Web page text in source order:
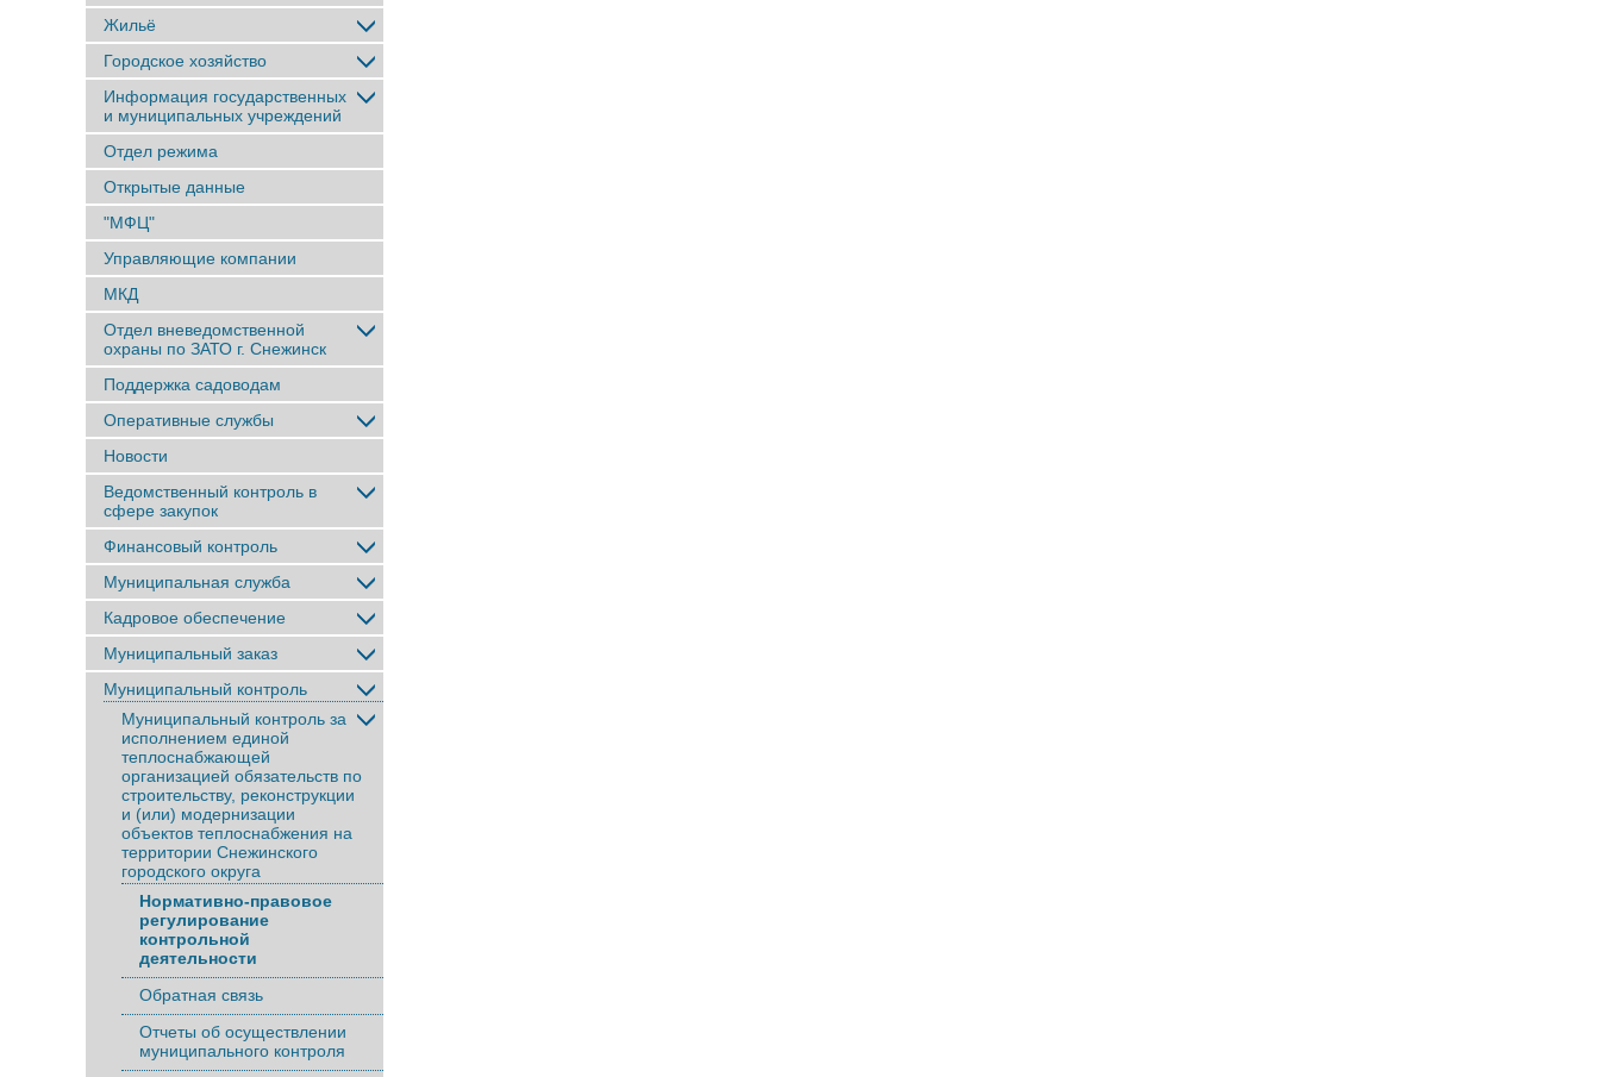
Жильё
Городское хозяйство
Информация государственных
и муниципальных учреждений
Отдел режима
Открытые данные
"МФЦ"
Управляющие компании
МКД
Отдел вневедомственной
охраны по ЗАТО г. Снежинск
Поддержка садоводам
Оперативные службы
Новости
Ведомственный контроль в
сфере закупок
Финансовый контроль
Муниципальная служба
Кадровое обеспечение
Муниципальный заказ
Муниципальный контроль
Муниципальный контроль за
исполнением единой
теплоснабжающей
организацией обязательств по
строительству, реконструкции
и (или) модернизации
объектов теплоснабжения на
территории Снежинского
городского округа
Нормативно-правовое
регулирование
контрольной
деятельности
Обратная связь
Отчеты об осуществлении
муниципального контроля